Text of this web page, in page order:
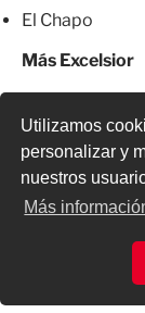
Utilizamos
personalizar y
nuestros
Más
El Chapo
Más Excelsior
© 2026 Todos los
o